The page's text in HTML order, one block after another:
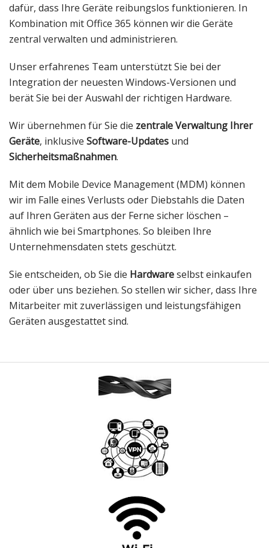
dafür, dass Ihre Geräte reibungslos funktionieren. In
Kombination mit Office 365 können wir die Geräte
zentral verwalten und administrieren.
Unser erfahrenes Team unterstützt Sie bei der
Integration der neuesten Windows-Versionen und
berät Sie bei der Auswahl der richtigen Hardware.
Wir übernehmen für Sie die zentrale Verwaltung Ihrer
Geräte, inklusive Software-Updates und
Sicherheitsmaßnahmen.
Mit dem Mobile Device Management (MDM) können
wir im Falle eines Verlusts oder Diebstahls die Daten
auf Ihren Geräten aus der Ferne sicher löschen –
ähnlich wie bei Smartphones. So bleiben Ihre
Unternehmensdaten stets geschützt.
Sie entscheiden, ob Sie die Hardwareselbst einkaufen
oder über uns beziehen. So stellen wir sicher, dass Ihre
Mitarbeiter mit zuverlässigen und leistungsfähigen
Geräten ausgestattet sind.